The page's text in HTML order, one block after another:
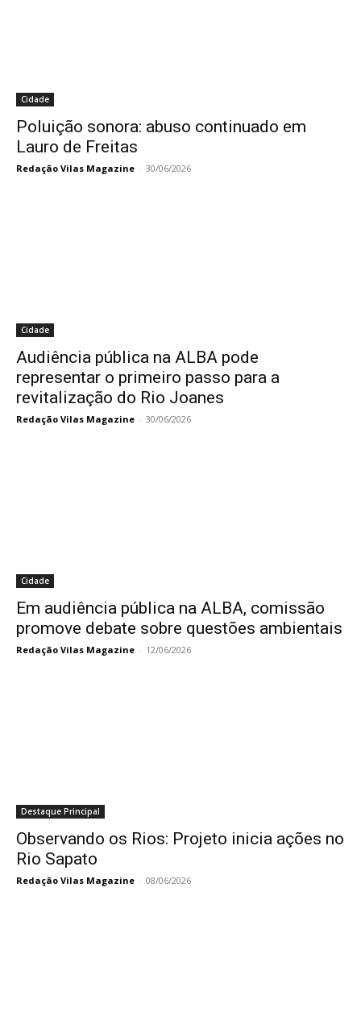
Cidade
Poluição sonora: abuso continuado em
Lauro de Freitas
Redação Vilas Magazine - 30/06/2026
Cidade
Audiência pública na ALBA pode
representar o primeiro passo para a
revitalização do Rio Joanes
Redação Vilas Magazine - 30/06/2026
Cidade
Em audiência pública na ALBA, comissão
promove debate sobre questões ambientais
Redação Vilas Magazine - 12/06/2026
Destaque Principal
Observando os Rios: Projeto inicia ações no
Rio Sapato
Redação Vilas Magazine - 08/06/2026